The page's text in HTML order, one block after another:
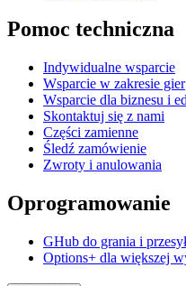
Pomoc techniczna
Indywidualne wsparcie
Wsparcie w zakresie gier
Wsparcie dla biznesu i
Skontaktuj się z nami
Części zamienne
Śledź zamówienie
Zwroty i anulowania
Oprogramowanie
GHub do grania i
Options+ dla większej